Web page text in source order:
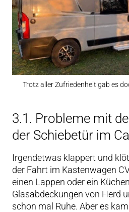
Trotz aller Zufriedenheit gab es
3.1. Probleme mit
der Schiebetür im
Irgendetwas klappert und
der Fahrt im Kastenwagen
einen Lappen oder ein
Glasabdeckungen von Herd
schon mal Ruhe. Aber es